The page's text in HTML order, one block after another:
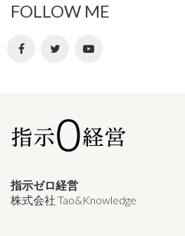
FOLLOW ME
指示ゼロ経営
株式会社 Tao&Knowledge